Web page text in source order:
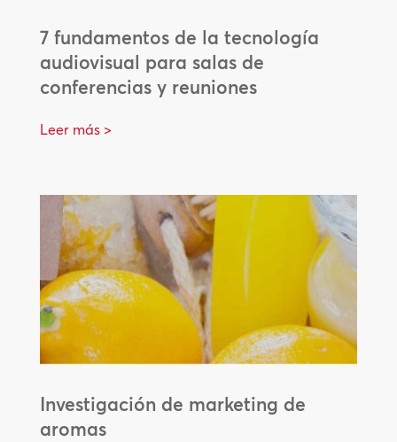
7 fundamentos de la tecnología
audiovisual para salas de
conferencias y reuniones
Leer más >
Investigación de marketing de
aromas